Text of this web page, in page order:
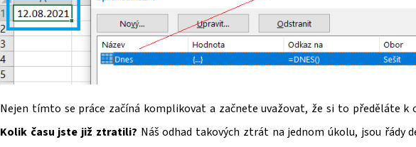
Nejen tímto se práce začíná komplikovat a začnete uvažovat, že si to předěláte k
Kolik času jste již ztratili? Náš odhad takových ztrát na jednom úkolu, jsou řády